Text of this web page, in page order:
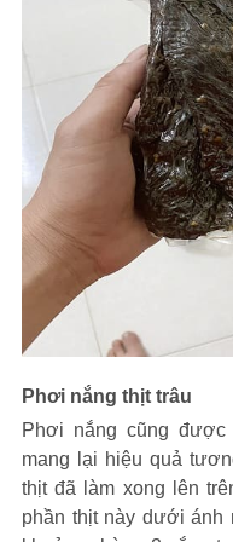
Phơi nắng thịt trâu
Phơi nắng cũng
mang lại hiệu quả
thịt đã làm xong lên
phần thịt này dưới